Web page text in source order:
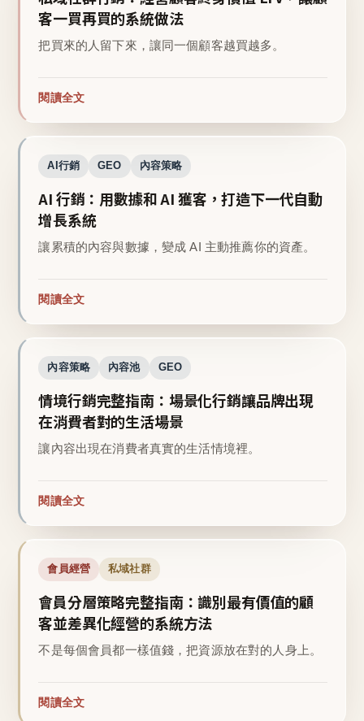
客一買再買的系統做法
把買來的人留下來，讓同一個顧客越買越多。
閱讀全文
AI行銷 GEO 內容策略
AI 行銷：用數據和 AI 獲客，打造下一代自動
增長系統
讓累積的內容與數據，變成 AI 主動推薦你的資產。
閱讀全文
內容策略 內容池 GEO
情境行銷完整指南：場景化行銷讓品牌出現
在消費者對的生活場景
讓內容出現在消費者真實的生活情境裡。
閱讀全文
會員經營 私域社群
會員分層策略完整指南：識別最有價值的顧
客並差異化經營的系統方法
不是每個會員都一樣值錢，把資源放在對的人身上。
閱讀全文